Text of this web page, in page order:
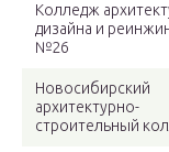
Колледж
дизайна и
№26
Новосибирский
архитектурно-
строительный